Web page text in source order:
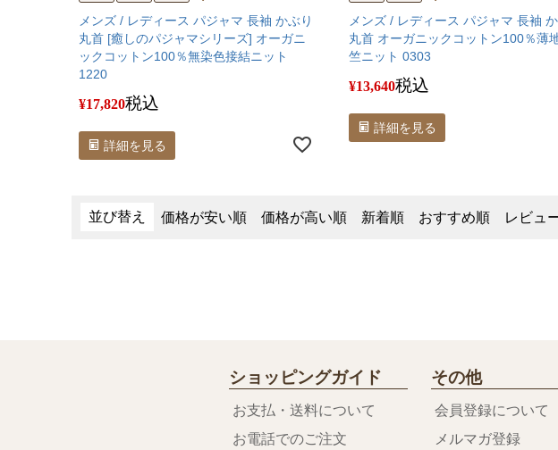
メンズ / レディース パジャマ 長袖 かぶり
丸首 [癒しのパジャマシリーズ] オーガニ
ックコットン100％無染色接結ニット
1220
¥17,820税込
詳細を見る
メンズ / レディース パジャマ 長袖
丸首 オーガニックコットン100％薄
竺ニット 0303
¥13,640税込
詳細を見る
並び替え 価格が安い順 価格が高い順 新着順 おすすめ順 レビュ
ショッピングガイド
お支払・送料について
お電話でのご注文
その他
会員登録について
メルマガ登録